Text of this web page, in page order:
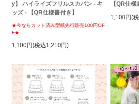
y】 ハイライズフリルスカパン - キ
ッズ - 【QR仕様書付き】
★今ならカット済み型紙先行販売100円OF
F★
1,100円(税込1,210円)
【QR仕様
1,100円(